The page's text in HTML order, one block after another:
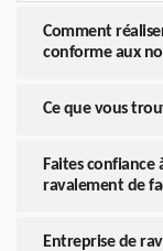
Comment
conforme aux
Ce que vous
Faites confiance
ravalement de
Entreprise de